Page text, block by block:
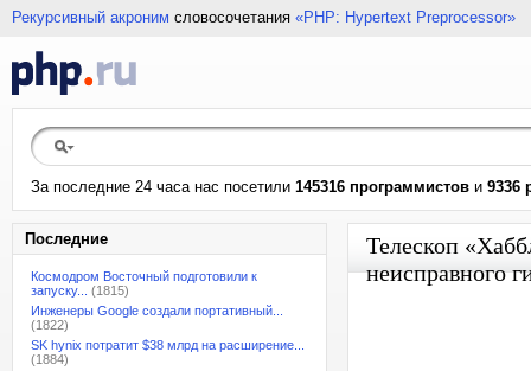
Рекурсивный акроним словосочетания «PHP: Hypertext Preprocessor»
За последние 24 часа нас посетили 145316 программистов и 9336
Последние
Космодром Восточный подготовили к
запуску...
(1815)
Инженеры Google создали портативный...
(1822)
SK hynix потратит $38 млрд на расширение...
(1884)
Телескоп
неисправного